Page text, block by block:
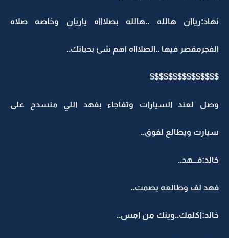
نهاد:رياان هالله ..هالله بصلاااه ياريان وخاصه صلاه
الفجرمقصر فيها ..الصلاااه اهم شئ بحياتك..
$$$$$$$$$$$$$$$
وصل لعند السيارات وتفاجاء بفهد اللي منسدح على
سيارت ويطالع لفوق..
خالد:فـــهد..
فهد لف وطالعه بصمت..
خالد:اكلمك..وينك من امس..